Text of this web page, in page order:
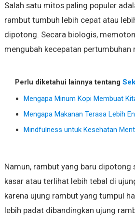
Salah satu mitos paling populer
rambut tumbuh lebih cepat atau
dipotong. Secara biologis,
mengubah kecepatan
Perlu diketahui lainnya tentang
Mengapa Minum Kopi Membuat
Mengapa Makanan Terasa Lebih
Mindfulness untuk Kesehatan
Namun, rambut yang baru dipotong
kasar atau terlihat lebih tebal di
karena ujung rambut yang tumpul
lebih padat dibandingkan ujung